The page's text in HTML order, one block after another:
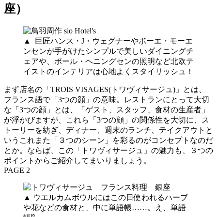
座）
▲ 巨匠ハンス・J・ウェグナーやボーエ・モーエ
ンセンが手がけたシンプルで美しいダイニングチ
ェアや、ポール・ヘニングセンの照明など北欧テ
イストのインテリアは心地よくスタイリッシュ！
まず店名の「TROIS VISAGES(トワヴィサージュ)」とは、
フランス語で「3つの顔」の意味。レストランにとって大切
な「3つの顔」とは、「ゲスト、スタッフ、食材の生産者」
が浮かびますが、これら「3つの顔」の関係性を大切に、ス
トーリーを紡ぎ、ディナー、週末のランチ、テイクアウトと
いうこれまた「３つのシーン」を彩るのがコンセプトなのだ
とか。ならば、この「トワヴィサージュ」の魅力も、３つの
ポイントからご紹介してまいりましょう。
PAGE 2
▲ ウエルカムボウルにはこの日使われるハーブ
や花などの食材と、中に単語帳……。え、単語